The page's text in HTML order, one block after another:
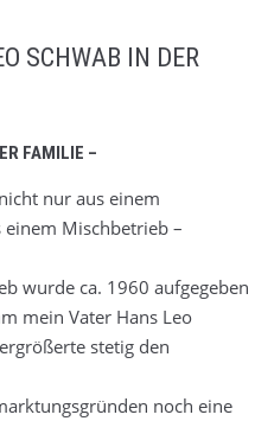
SCHWAB IN DER
FAMILIE –
nur aus einem
Mischbetrieb –
wurde ca. 1960 aufgegeben
mein Vater Hans Leo
stetig den
noch eine